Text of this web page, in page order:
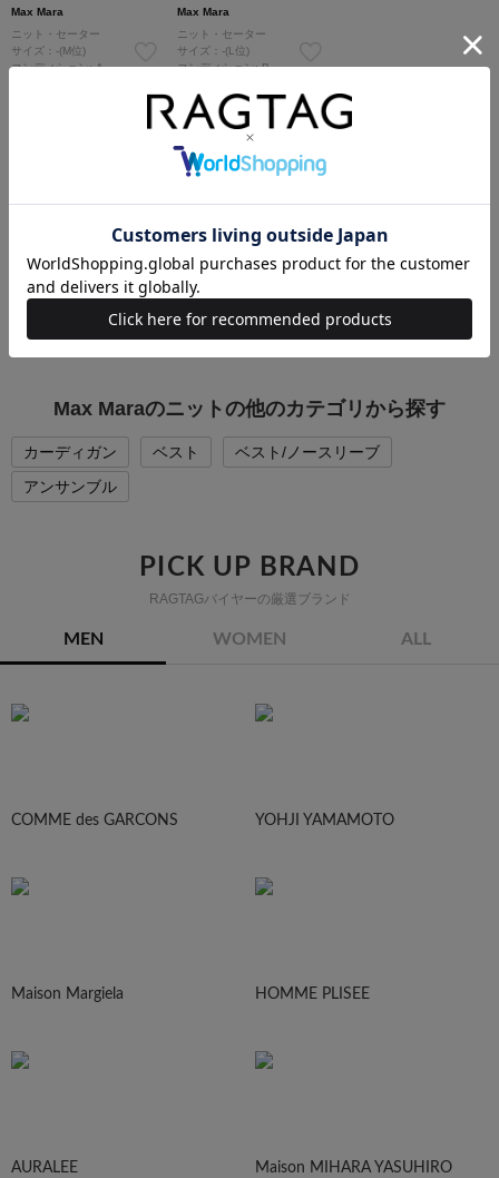
Max Mara
ニット・セーター
サイズ：-(M位)
コンディション: A
Max Mara
ニット・セーター
サイズ：-(L位)
コンディション: B
9,200円（税込）
Max Maraの他のカテゴリから探す
Tシャツ・カットソー シャツ ニット
パンツ
スカート
ワンピース ジャケット
ブルゾン
コート
セットアップ・スーツ バッグ
シューズ
アクセサリー
Max Maraのニットの他のカテゴリから探す
カーディガン ベスト
ベスト/ノースリーブ
アンサンブル
PICK UP BRAND
RAGTAGバイヤーの厳選ブランド
MEN WOMEN ALL
COMME des GARCONS YOHJI YAMAMOTO
Maison Margiela HOMME PLISEE
AURALEE Maison MIHARA YASUHIRO